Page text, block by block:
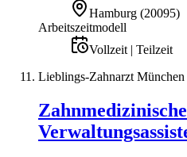
Hamburg (20095)
Arbeitszeitmodell
Vollzeit | Teilzeit
Lieblings-Zahnarzt München
Zahnmedizinische